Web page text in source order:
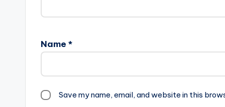
Name *
Save my name, email, and website in this